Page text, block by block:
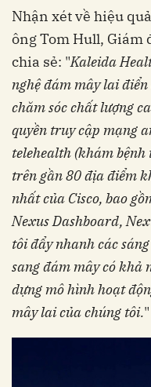
Nhận xét về hiệu
ông Tom Hull, Giám
chia sẻ: "Kaleida
nghệ đám mây lai
chăm sóc chất lượng
quyền truy cập mạng
telehealth (khám
trên gần 80 địa điểm
nhất của Cisco, bao
Nexus Dashboard,
tôi đẩy nhanh các
sang đám mây có khả
dựng mô hình hoạt
mây lai của chúng tôi."